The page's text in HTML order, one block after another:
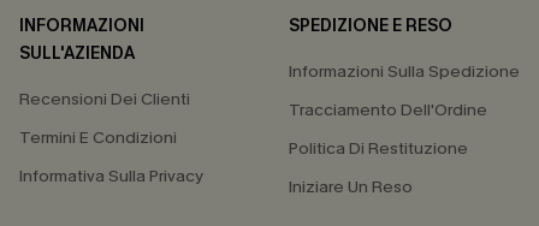
INFORMAZIONI
SULL'AZIENDA
Recensioni Dei Clienti
Termini E Condizioni
Informativa Sulla Privacy
SPEDIZIONE E RESO
Informazioni Sulla Spedizione
Tracciamento Dell'Ordine
Politica Di Restituzione
Iniziare Un Reso